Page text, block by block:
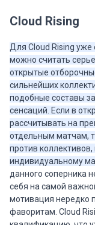
Cloud Rising
Для Cloud Rising
можно считать
открытые
сильнейших
подобные составы
сенсаций. Если в
рассчитывать на
отдельным матчам,
против
индивидуальному
данного соперника
себя на самой
мотивация нередко
фаворитам. Cloud